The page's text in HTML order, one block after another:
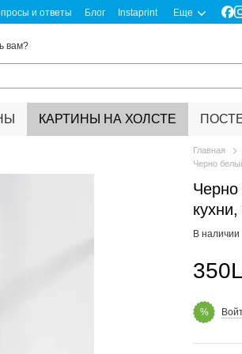
и ответы Блог Instaprint Еще
вам?
КАРТИНЫ НА ХОЛСТЕ
Главная
Черно
Черно
В наличии
%